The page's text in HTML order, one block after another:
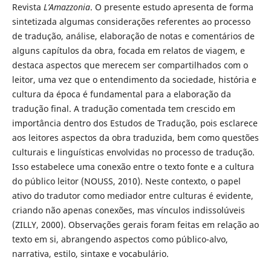
Revista L’Amazzonia. O presente estudo apresenta de forma
sintetizada algumas considerações referentes ao processo
de tradução, análise, elaboração de notas e comentários de
alguns capítulos da obra, focada em relatos de viagem, e
destaca aspectos que merecem ser compartilhados com o
leitor, uma vez que o entendimento da sociedade, história e
cultura da época é fundamental para a elaboração da
tradução final. A tradução comentada tem crescido em
importância dentro dos Estudos de Tradução, pois esclarece
aos leitores aspectos da obra traduzida, bem como questões
culturais e linguísticas envolvidas no processo de tradução.
Isso estabelece uma conexão entre o texto fonte e a cultura
do público leitor (NOUSS, 2010). Neste contexto, o papel
ativo do tradutor como mediador entre culturas é evidente,
criando não apenas conexões, mas vínculos indissolúveis
(ZILLY, 2000). Observações gerais foram feitas em relação ao
texto em si, abrangendo aspectos como público-alvo,
narrativa, estilo, sintaxe e vocabulário.